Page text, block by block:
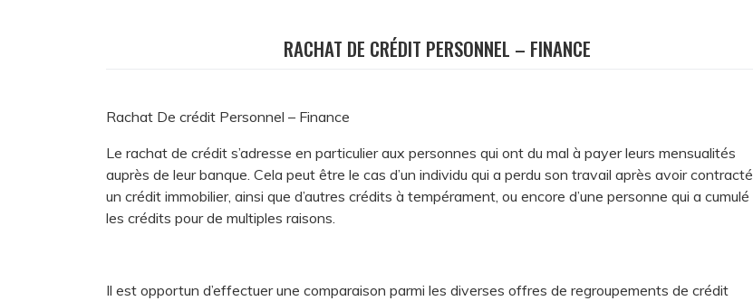
RACHAT DE CRÉDIT PERSONNEL – FINANCE
Rachat De crédit Personnel – Finance
Le rachat de crédit s’adresse en particulier aux personnes qui ont du mal à payer leurs mensualités
auprès de leur banque. Cela peut être le cas d’un individu qui a perdu son travail après avoir contracté
un crédit immobilier, ainsi que d’autres crédits à tempérament, ou encore d’une personne qui a cumulé
les crédits pour de multiples raisons.
Il est opportun d’effectuer une comparaison parmi les diverses offres de regroupements de crédit